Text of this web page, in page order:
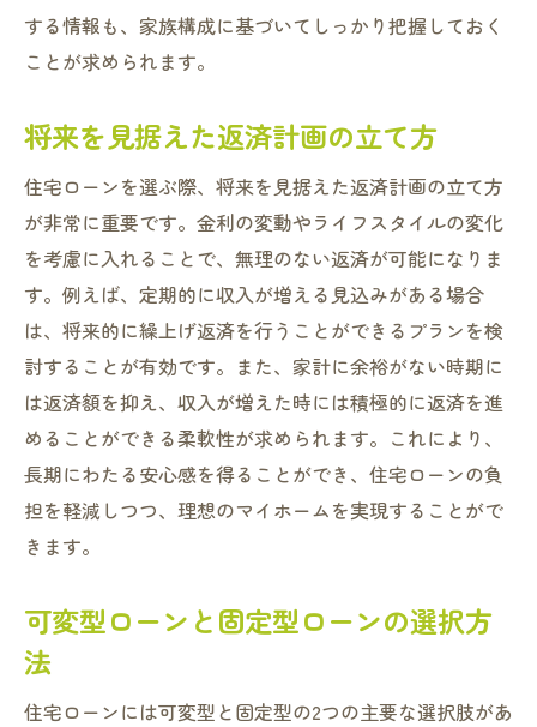
する情報も、家族構成に基づいてしっかり把握しておく
ことが求められます。
将来を見据えた返済計画の立て方
住宅ローンを選ぶ際、将来を見据えた返済計画の立て方
が非常に重要です。金利の変動やライフスタイルの変化
を考慮に入れることで、無理のない返済が可能になりま
す。例えば、定期的に収入が増える見込みがある場合
は、将来的に繰上げ返済を行うことができるプランを検
討することが有効です。また、家計に余裕がない時期に
は返済額を抑え、収入が増えた時には積極的に返済を進
めることができる柔軟性が求められます。これにより、
長期にわたる安心感を得ることができ、住宅ローンの負
担を軽減しつつ、理想のマイホームを実現することがで
きます。
可変型ローンと固定型ローンの選択方
法
住宅ローンには可変型と固定型の2つの主要な選択肢があ